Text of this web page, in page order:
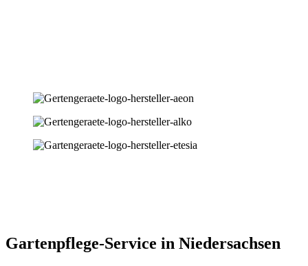
Gartenpflege-Service in Niedersachsen